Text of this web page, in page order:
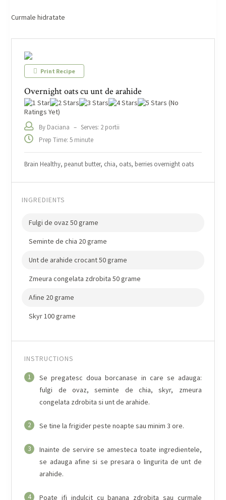
Curmale hidratate
Print Recipe
Overnight oats cu unt de arahide
(No
Ratings Yet)
By Daciana – Serves: 2 portii
Prep Time: 5 minute
Brain Healthy, peanut butter, chia, oats, berries overnight oats
INGREDIENTS
Fulgi de ovaz 50 grame
Seminte de chia 20 grame
Unt de arahide crocant 50 grame
Zmeura congelata zdrobita 50 grame
Afine 20 grame
Skyr 100 grame
INSTRUCTIONS
1
Se pregatesc doua borcanase in care se adauga:
fulgi de ovaz, seminte de chia, skyr, zmeura
congelata zdrobita si unt de arahide.
2 Se tine la frigider peste noapte sau minim 3 ore.
3
Inainte de servire se amesteca toate ingredientele,
se adauga afine si se presara o lingurita de unt de
arahide.
4 Poate ifi indulcit cu banana zdrobita sau curmale